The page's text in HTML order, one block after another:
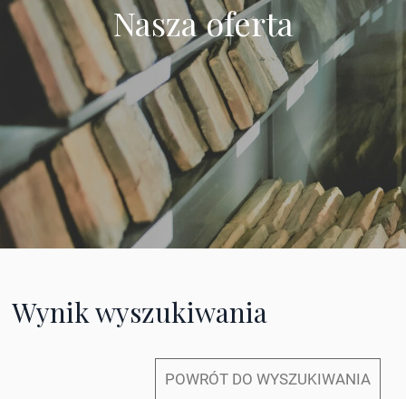
Nasza oferta
Wynik wyszukiwania
POWRÓT DO WYSZUKIWANIA